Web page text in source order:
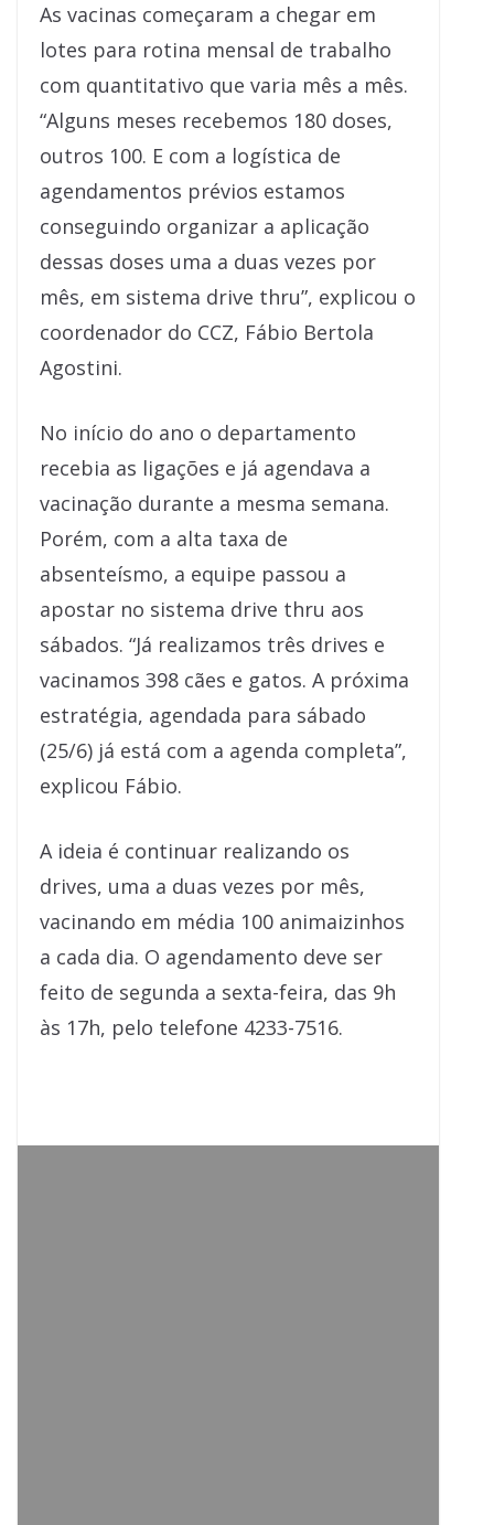
As vacinas começaram a chegar em
lotes para rotina mensal de trabalho
com quantitativo que varia mês a mês.
“Alguns meses recebemos 180 doses,
outros 100. E com a logística de
agendamentos prévios estamos
conseguindo organizar a aplicação
dessas doses uma a duas vezes por
mês, em sistema drive thru”, explicou o
coordenador do CCZ, Fábio Bertola
Agostini.
No início do ano o departamento
recebia as ligações e já agendava a
vacinação durante a mesma semana.
Porém, com a alta taxa de
absenteísmo, a equipe passou a
apostar no sistema drive thru aos
sábados. “Já realizamos três drives e
vacinamos 398 cães e gatos. A próxima
estratégia, agendada para sábado
(25/6) já está com a agenda completa”,
explicou Fábio.
A ideia é continuar realizando os
drives, uma a duas vezes por mês,
vacinando em média 100 animaizinhos
a cada dia. O agendamento deve ser
feito de segunda a sexta-feira, das 9h
às 17h, pelo telefone 4233-7516.